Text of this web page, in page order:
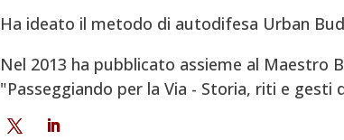
Ha ideato il metodo di autodifesa Urban
Nel 2013 ha pubblicato assieme al Maestro
"Passeggiando per la Via - Storia, riti e gesti